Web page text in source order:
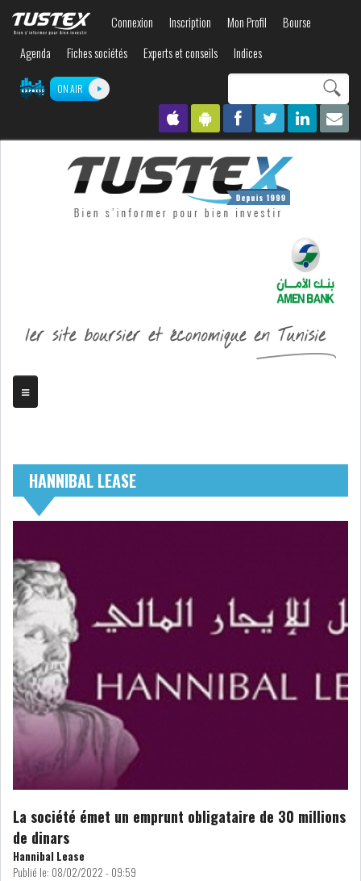
contenu
Connexion Inscription Mon Profil
Bourse
Agenda
Fiches sociétés Experts et conseils Indices
ON AIR
recherche
BOURSE
COMPTES PROVISOIRES DIVIDENDES
EMPRUNTS
OBLIGATAIRES
INTRODUCTIONS
OPÉRATIONS SUR
NOMINATIONS
INDICATEURS
INTERMÉDIAIRES
HANNIBAL LEASE
La société émet un emprunt obligataire de 30 millions
de dinars
Hannibal Lease
Publié le: 08/02/2022 - 09:59